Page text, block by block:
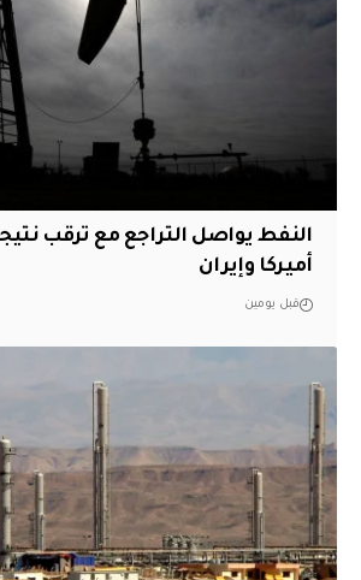
النفط يواصل التراجع مع ترقب
أميركا وإيران
قبل يومين